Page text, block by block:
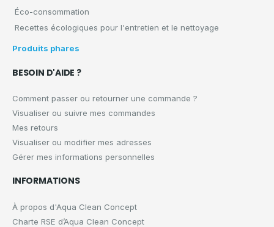
Éco-consommation
Recettes écologiques pour l'entretien et le nettoyage
Produits phares
BESOIN D'AIDE ?
Comment passer ou retourner une commande ?
Visualiser ou suivre mes commandes
Mes retours
Visualiser ou modifier mes adresses
Gérer mes informations personnelles
INFORMATIONS
À propos d'Aqua Clean Concept
Charte RSE d’Aqua Clean Concept